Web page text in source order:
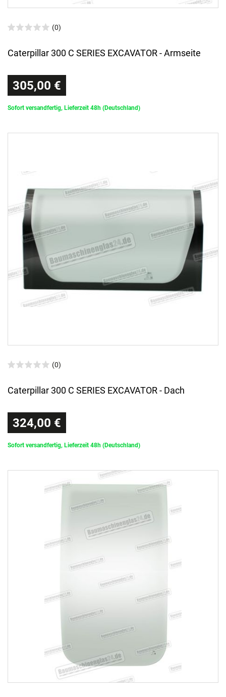
(0)
Caterpillar 300 C SERIES EXCAVATOR - Armseite
305,00 €
Sofort versandfertig, Lieferzeit 48h (Deutschland)
(0)
Caterpillar 300 C SERIES EXCAVATOR - Dach
324,00 €
Sofort versandfertig, Lieferzeit 48h (Deutschland)